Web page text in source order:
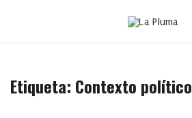
Etiqueta: Contexto político